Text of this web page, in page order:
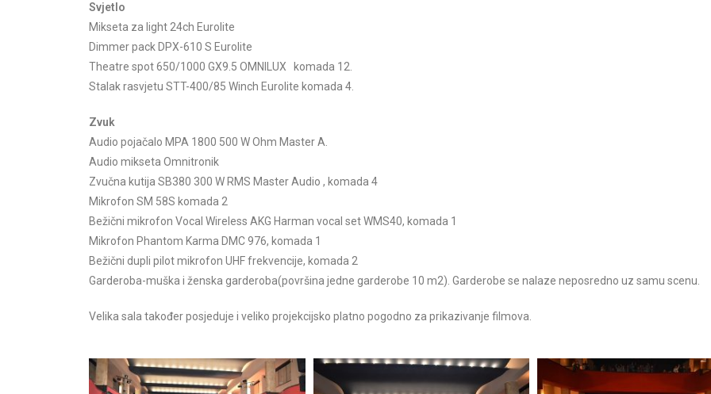
Svjetlo
Mikseta za light 24ch Eurolite
Dimmer pack DPX-610 S Eurolite
Theatre spot 650/1000 GX9.5 OMNILUX komada 12.
Stalak rasvjetu STT-400/85 Winch Eurolite komada 4.
Zvuk
Audio pojačalo MPA 1800 500 W Ohm Master A.
Audio mikseta Omnitronik
Zvučna kutija SB380 300 W RMS Master Audio , komada 4
Mikrofon SM 58S komada 2
Bežični mikrofon Vocal Wireless AKG Harman vocal set WMS40, komada 1
Mikrofon Phantom Karma DMC 976, komada 1
Bežični dupli pilot mikrofon UHF frekvencije, komada 2
Garderoba-muška i ženska garderoba(površina jedne garderobe 10 m2). Garderobe se nalaze neposredno uz samu scenu.
Velika sala također posjeduje i veliko projekcijsko platno pogodno za prikazivanje filmova.